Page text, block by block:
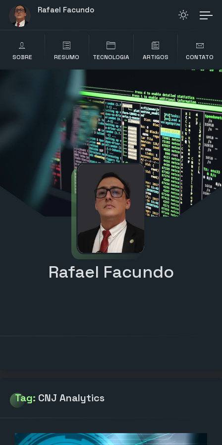
Rafael Facundo
SOBRE RESUMO TECNOLOGIA ARTIGOS CONTATO
Rafael Facundo
Tag: CNJ Analytics